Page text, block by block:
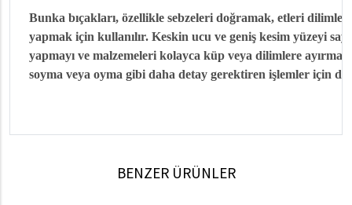
Bunka bıçakları, özellikle sebzeleri doğramak, etleri
yapmak için kullanılır. Keskin ucu ve geniş kesim yüzeyi
yapmayı ve malzemeleri kolayca küp veya dilimlere
soyma veya oyma gibi daha detay gerektiren işlemler için
BENZER ÜRÜNLER